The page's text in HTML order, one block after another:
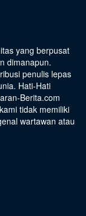
yang berpusat
dimanapun.
penulis lepas
Hati-Hati
Berita.com
tidak memiliki
wartawan atau